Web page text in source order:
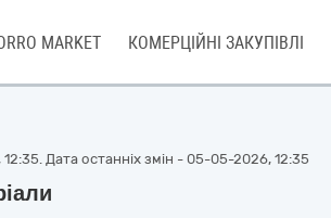
MARKET КОМЕРЦІЙНІ ЗАКУПІВЛІ
Дата останніх змін - 05-05-2026, 12:35